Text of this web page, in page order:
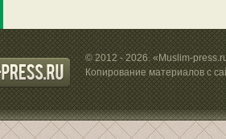
© 2012 - 2026. «Muslim-
Копирование материалов с